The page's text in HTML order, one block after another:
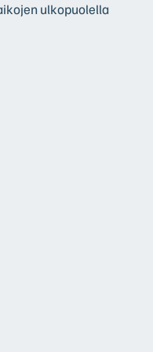
ulkopuolella